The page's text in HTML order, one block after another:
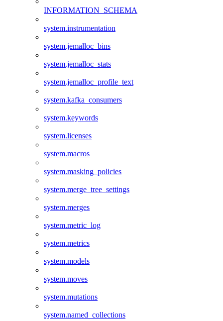
INFORMATION_SCHEMA
system.instrumentation
system.jemalloc_bins
system.jemalloc_stats
system.jemalloc_profile_text
system.kafka_consumers
system.keywords
system.licenses
system.macros
system.masking_policies
system.merge_tree_settings
system.merges
system.metric_log
system.metrics
system.models
system.moves
system.mutations
system.named_collections